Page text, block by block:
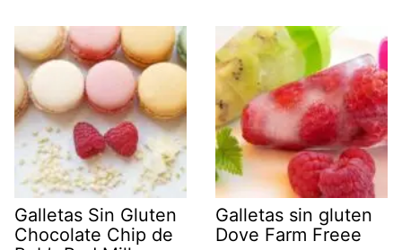
Galletas Sin Gluten
Chocolate Chip de
Galletas sin gluten
Dove Farm Freee